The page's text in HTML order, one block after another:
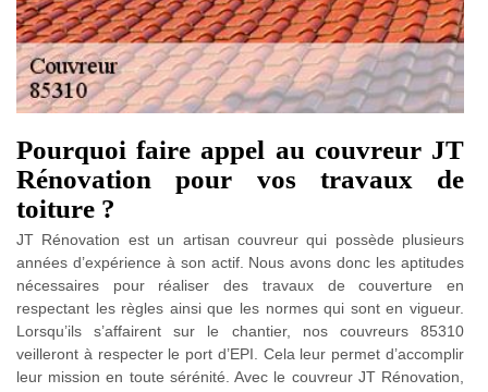
Pourquoi faire appel au couvreur JT
Rénovation pour vos travaux de
toiture ?
JT Rénovation est un artisan couvreur qui possède plusieurs
années d’expérience à son actif. Nous avons donc les aptitudes
nécessaires pour réaliser des travaux de couverture en
respectant les règles ainsi que les normes qui sont en vigueur.
Lorsqu’ils s’affairent sur le chantier, nos couvreurs 85310
veilleront à respecter le port d’EPI. Cela leur permet d’accomplir
leur mission en toute sérénité. Avec le couvreur JT Rénovation,